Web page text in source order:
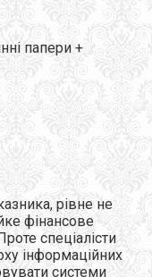
папери +
рівне не
фінансове
спеціалісти
інформаційних
системи